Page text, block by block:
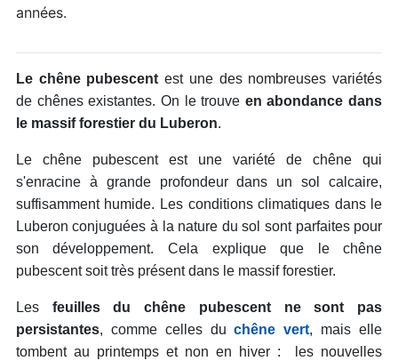
années.
Le chêne pubescent est une des nombreuses variétés
de chênes existantes. On le trouve en abondance dans
le massif forestier du Luberon.
Le chêne pubescent est une variété de chêne qui
s'enracine à grande profondeur dans un sol calcaire,
suffisamment humide. Les conditions climatiques dans le
Luberon conjuguées à la nature du sol sont parfaites pour
son développement. Cela explique que le chêne
pubescent soit très présent dans le massif forestier.
Les feuilles du chêne pubescent ne sont pas
persistantes, comme celles duchêne vert, mais elle
tombent au printemps et non en hiver : les nouvelles